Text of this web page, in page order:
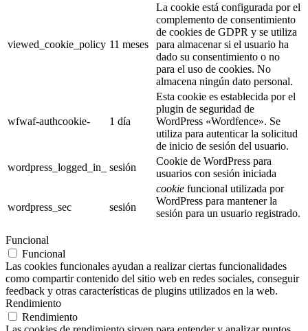
viewed_cookie_policy 11 meses
La cookie está configurada por el
complemento de consentimiento
de cookies de GDPR y se utiliza
para almacenar si el usuario ha
dado su consentimiento o no
para el uso de cookies. No
almacena ningún dato personal.
wfwaf-authcookie- 1 día
Esta cookie es establecida por el
plugin de seguridad de
WordPress «Wordfence». Se
utiliza para autenticar la solicitud
de inicio de sesión del usuario.
wordpress_logged_in_
sesión
Cookie de WordPress para
usuarios con sesión iniciada
wordpress_sec sesión
cookie funcional utilizada por
WordPress para mantener la
sesión para un usuario registrado.
Funcional
Funcional
Las cookies funcionales ayudan a realizar ciertas funcionalidades
como compartir contenido del sitio web en redes sociales, conseguir
feedback y otras características de plugins utilizados en la web.
Rendimiento
Rendimiento